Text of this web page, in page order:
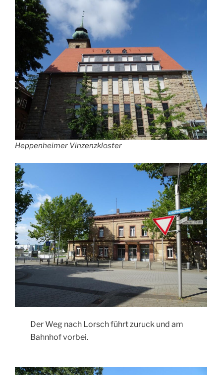
Heppenheimer Vinzenzkloster
Der Weg nach Lorsch führt zuruck und am
Bahnhof vorbei.